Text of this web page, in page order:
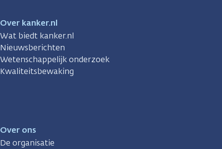
Over kanker.nl
Wat biedt kanker.nl
Nieuwsberichten
Wetenschappelijk onderzoek
Kwaliteitsbewaking
Over ons
De organisatie